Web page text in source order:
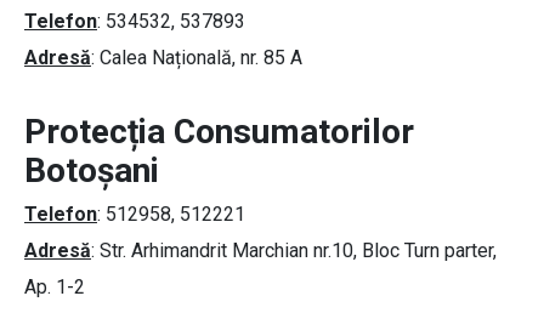
Telefon: 534532, 537893
Adresă: Calea Națională, nr. 85 A
Protecția Consumatorilor
Botoșani
Telefon: 512958, 512221
Adresă: Str. Arhimandrit Marchian nr.10, Bloc Turn parter,
Ap. 1-2